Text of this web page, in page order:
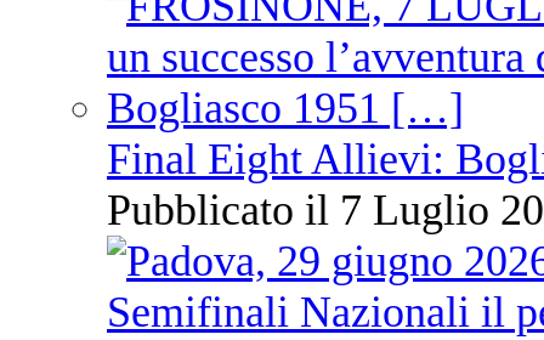
Final Eight Allievi:
Pubblicato il 7 Luglio